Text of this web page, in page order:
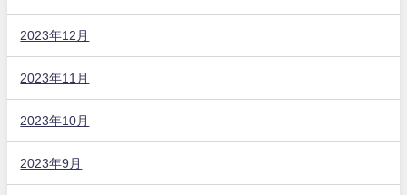
2023年12月
2023年11月
2023年10月
2023年9月